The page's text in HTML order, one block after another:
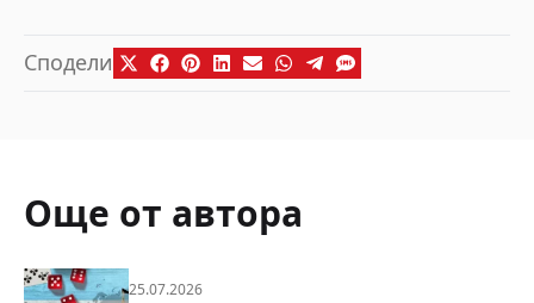
Сподели
Още от автора
25.07.2026